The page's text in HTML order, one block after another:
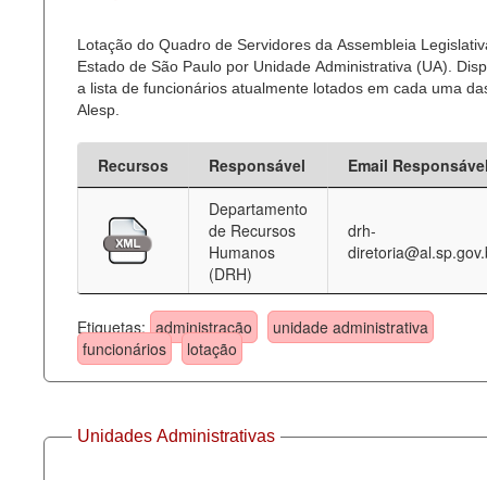
Lotação do Quadro de Servidores da Assembleia
Estado de São Paulo por Unidade Administrativa (UA).
a lista de funcionários atualmente lotados em cada uma
Alesp.
Recursos Responsável
Email
Departamento
de Recursos
Humanos
(DRH)
drh-
Etiquetas: administração
unidade administrativa
funcionários
lotação
Unidades Administrativas